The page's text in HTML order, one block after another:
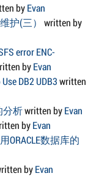
byEvan
护(三）
written by
error ENC-
byEvan
DB2 UDB3written
分析written byEvan
byEvan
ORACLE数据库的
byEvan